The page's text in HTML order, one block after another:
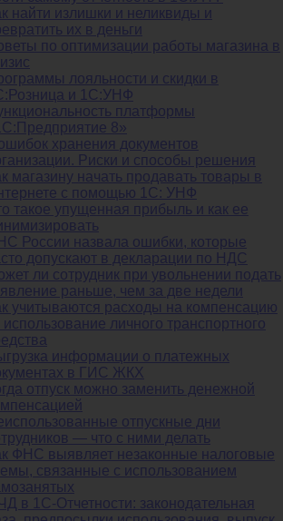
найти излишки и неликвиды и
их в деньги
по оптимизации работы магазина в
лояльности и скидки в
и 1С:УНФ
платформы
8»
хранения документов
Риски и способы решения
магазину начать продавать товары в
с помощью 1С: УНФ
такое упущенная прибыль и как ее
России назвала ошибки, которые
допускают в декларации по НДС
ли сотрудник при увольнении подать
раньше, чем за две недели
учитываются расходы на компенсацию
использование личного транспортного
информации о платежных
в ГИС ЖКХ
отпуск можно заменить денежной
отпускные дни
— что с ними делать
ФНС выявляет незаконные налоговые
связанные с использованием
в 1С-Отчетности: законодательная